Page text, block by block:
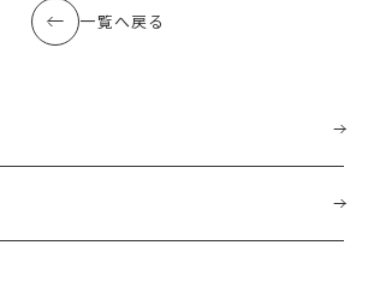
一覧へ戻る